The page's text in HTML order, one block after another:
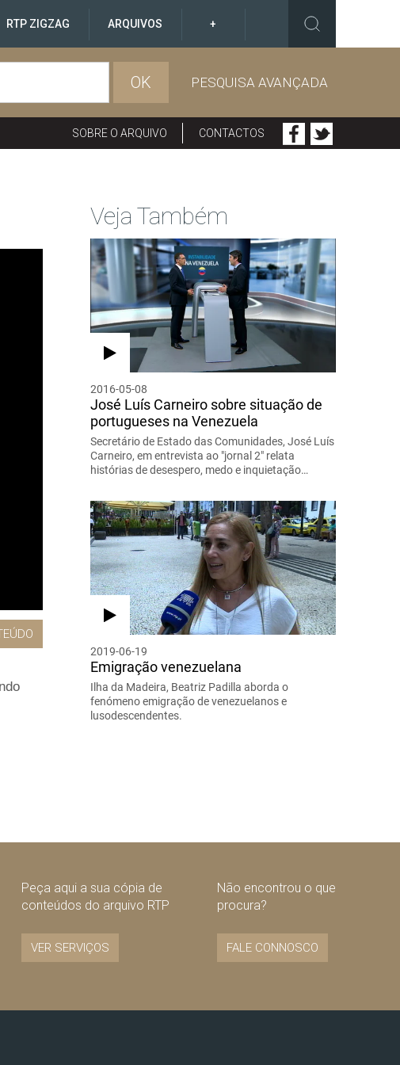
RTP ZIGZAG ARQUIVOS +
OK PESQUISA AVANÇADA
SOBRE O ARQUIVO CONTACTOS
Veja Também
2016-05-08
José Luís Carneiro sobre situação de
portugueses na Venezuela
Secretário de Estado das Comunidades, José Luís
Carneiro, em entrevista ao "jornal 2" relata
histórias de desespero, medo e inquietação…
2019-06-19
Emigração venezuelana
Ilha da Madeira, Beatriz Padilla aborda o
fenómeno emigração de venezuelanos e
lusodescendentes.
Peça aqui a sua cópia de
conteúdos do arquivo RTP
VER SERVIÇOS
Não encontrou o que
procura?
FALE CONNOSCO